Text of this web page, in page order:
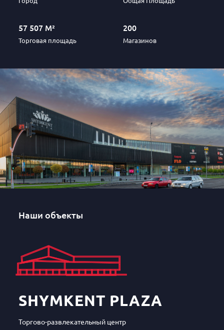
57 507 М²
Торговая площадь
200
Магазинов
Наши объекты
SHYMKENT PLAZA
Торгово-развлекательный центр